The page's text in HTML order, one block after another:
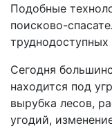
Подобные
поисково-
труднодоступных
Сегодня
находится под
вырубка лесов,
угодий,